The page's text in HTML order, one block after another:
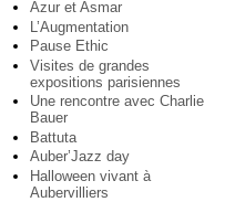
Azur et Asmar
L’Augmentation
Pause Ethic
Visites de grandes
expositions parisiennes
Une rencontre avec Charlie
Bauer
Battuta
Auber’Jazz day
Halloween vivant à
Aubervilliers